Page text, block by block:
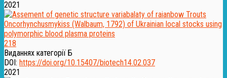
2021
218
Виданнях категорії Б
DOI: https://doi.org/10.15407/biotech14.02.037
2021